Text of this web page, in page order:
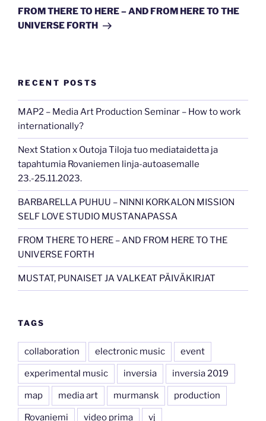
Post
FROM THERE TO HERE – AND FROM HERE TO THE
UNIVERSE FORTH
RECENT POSTS
MAP2 – Media Art Production Seminar – How to work
internationally?
Next Station x Outoja Tiloja tuo mediataidetta ja
tapahtumia Rovaniemen linja-autoasemalle
23.-25.11.2023.
BARBARELLA PUHUU – NINNI KORKALON MISSION
SELF LOVE STUDIO MUSTANAPASSA
FROM THERE TO HERE – AND FROM HERE TO THE
UNIVERSE FORTH
MUSTAT, PUNAISET JA VALKEAT PÄIVÄKIRJAT
TAGS
collaboration electronic music event
experimental music inversia inversia 2019
map media art murmansk production
Rovaniemi video prima vj